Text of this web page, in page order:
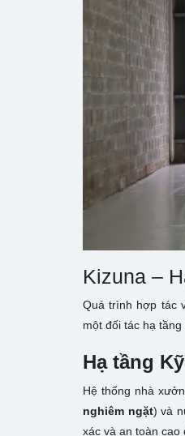
Kizuna –
Quá trình hợp tác
một đối tác hạ
Hạ tầng
Hệ thống nhà
nghiêm ngặt) và
xác và an toàn cao